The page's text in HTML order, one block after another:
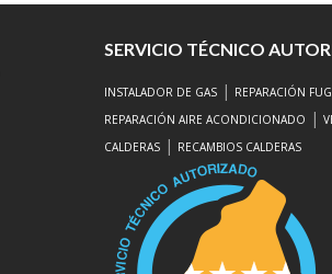
SERVICIO TÉCNICO
INSTALADOR DE GAS| REPARACIÓN
REPARACIÓN AIRE ACONDICIONADO |
CALDERAS| RECAMBIOS CALDERAS